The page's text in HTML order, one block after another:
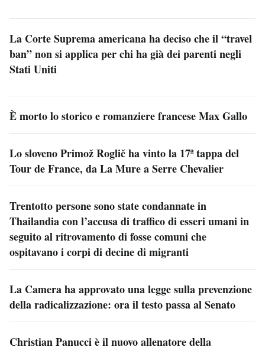
La Corte Suprema americana ha deciso che il “travel
ban” non si applica per chi ha già dei parenti negli
Stati Uniti
È morto lo storico e romanziere francese Max Gallo
Lo sloveno Primož Roglič ha vinto la 17ª tappa del
Tour de France, da La Mure a Serre Chevalier
Trentotto persone sono state condannate in
Thailandia con l’accusa di traffico di esseri umani in
seguito al ritrovamento di fosse comuni che
ospitavano i corpi di decine di migranti
La Camera ha approvato una legge sulla prevenzione
della radicalizzazione: ora il testo passa al Senato
Christian Panucci è il nuovo allenatore della